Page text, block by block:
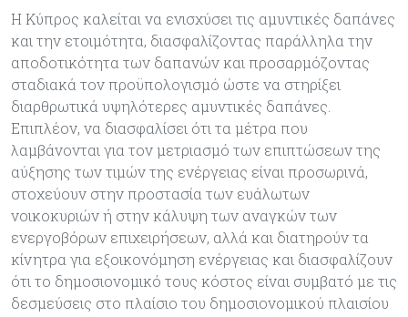
Η Κύπρος καλείται να ενισχύσει τις αμυντικές δαπάνες
και την ετοιμότητα, διασφαλίζοντας παράλληλα την
αποδοτικότητα των δαπανών και προσαρμόζοντας
σταδιακά τον προϋπολογισμό ώστε να στηρίξει
διαρθρωτικά υψηλότερες αμυντικές δαπάνες.
Επιπλέον, να διασφαλίσει ότι τα μέτρα που
λαμβάνονται για τον μετριασμό των επιπτώσεων της
αύξησης των τιμών της ενέργειας είναι προσωρινά,
στοχεύουν στην προστασία των ευάλωτων
νοικοκυριών ή στην κάλυψη των αναγκών των
ενεργοβόρων επιχειρήσεων, αλλά και διατηρούν τα
κίνητρα για εξοικονόμηση ενέργειας και διασφαλίζουν
ότι το δημοσιονομικό τους κόστος είναι συμβατό με τις
δεσμεύσεις στο πλαίσιο του δημοσιονομικού πλαισίου